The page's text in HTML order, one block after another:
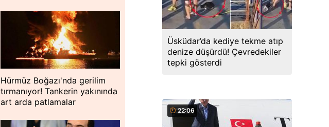
Hürmüz Boğazı'nda gerilim
tırmanıyor! Tankerin yakınında
art arda patlamalar
Üsküdar’da kediye tekme atıp
denize düşürdü! Çevredekiler
tepki gösterdi
22:06